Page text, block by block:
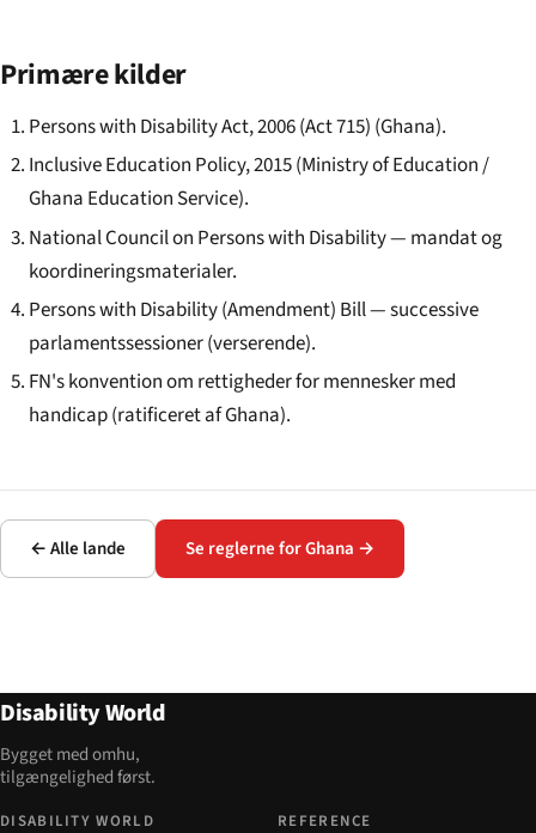
Primære kilder
Persons with Disability Act, 2006 (Act 715) (Ghana).
Inclusive Education Policy, 2015 (Ministry of Education /
Ghana Education Service).
National Council on Persons with Disability — mandat og
koordineringsmaterialer.
Persons with Disability (Amendment) Bill — successive
parlamentssessioner (verserende).
FN's konvention om rettigheder for mennesker med
handicap (ratificeret af Ghana).
← Alle lande Se reglerne for Ghana →
Disability World
Bygget med omhu,
tilgængelighed først.
DISABILITY WORLD REFERENCE